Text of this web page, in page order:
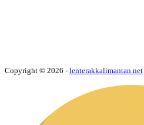
Copyright © 2026 - lenterakkalimantan.net